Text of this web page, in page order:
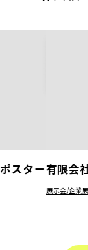
スター有限会
展示会/企業展